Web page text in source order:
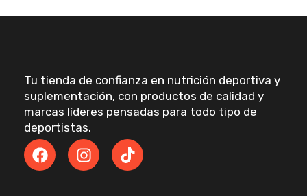
Tu tienda de confianza en nutrición deportiva y
suplementación, con productos de calidad y
marcas líderes pensadas para todo tipo de
deportistas.
F
a
I
n
T
i